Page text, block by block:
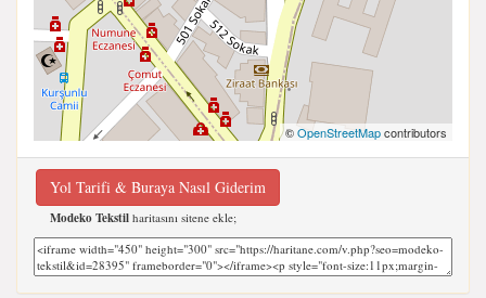
©OpenStreetMapcontributors
Yol Tarifi & Buraya Nasıl Giderim
Modeko Tekstil haritasını sitene ekle;